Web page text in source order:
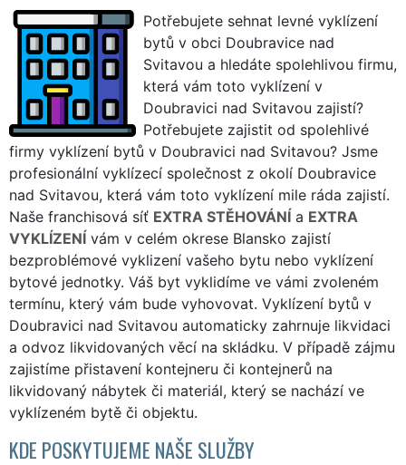
Potřebujete sehnat levné vyklízení
bytů v obci Doubravice nad
Svitavou a hledáte spolehlivou firmu,
která vám toto vyklízení v
Doubravici nad Svitavou zajistí?
Potřebujete zajistit od spolehlivé
firmy vyklízení bytů v Doubravici nad Svitavou? Jsme
profesionální vyklízecí společnost z okolí Doubravice
nad Svitavou, která vám toto vyklízení mile ráda zajistí.
Naše franchisová síť EXTRA STĚHOVÁNÍ a EXTRA
VYKLÍZENÍ vám v celém okrese Blansko zajistí
bezproblémové vyklizení vašeho bytu nebo vyklízení
bytové jednotky. Váš byt vyklidíme ve vámi zvoleném
termínu, který vám bude vyhovovat. Vyklízení bytů v
Doubravici nad Svitavou automaticky zahrnuje likvidaci
a odvoz likvidovaných věcí na skládku. V případě zájmu
zajistíme přistavení kontejneru či kontejnerů na
likvidovaný nábytek či materiál, který se nachází ve
vyklízeném bytě či objektu.
KDE POSKYTUJEME NAŠE SLUŽBY